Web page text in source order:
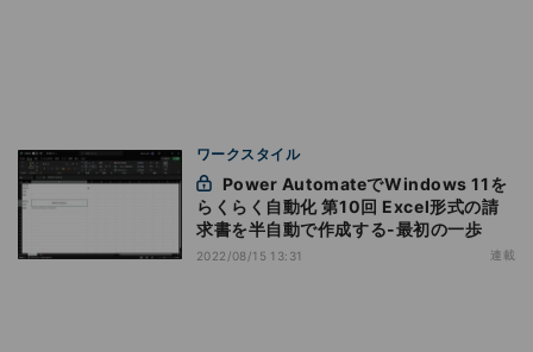
ワークスタイル
らくらく自動化 第10回 Excel形式の請
求書を半自動で作成する-最初の一歩
2022/08/15 13:31 連載